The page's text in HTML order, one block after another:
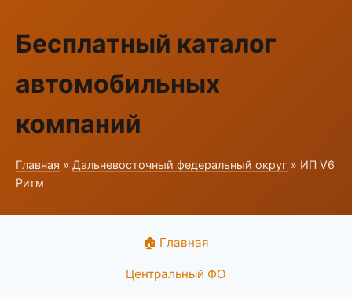
Бесплатный каталог
автомобильных
компаний
Главная » Дальневосточный федеральный округ » ИП V6
Ритм
🏠 Главная
Центральный ФО